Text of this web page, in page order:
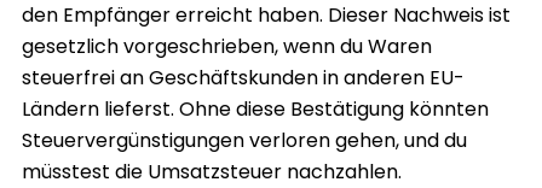
den Empfänger erreicht haben. Dieser Nachweis ist
gesetzlich vorgeschrieben, wenn du Waren
steuerfrei an Geschäftskunden in anderen EU-
Ländern lieferst. Ohne diese Bestätigung könnten
Steuervergünstigungen verloren gehen, und du
müsstest die Umsatzsteuer nachzahlen.